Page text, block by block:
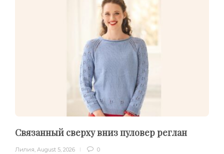
Связанный сверху вниз пуловер реглан
Лилия, August 5, 2026 0